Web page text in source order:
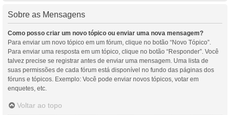
Sobre as Mensagens
Como posso criar um novo tópico ou enviar uma nova mensagem?
Para enviar um novo tópico em um fórum, clique no botão “Novo Tópico”.
Para enviar uma resposta em um tópico, clique no botão “Responder”. Você
talvez precise se registrar antes de enviar uma mensagem. Uma lista de
suas permissões de cada fórum está disponível no fundo das páginas dos
fóruns e tópicos. Exemplo: Você pode enviar novos tópicos, votar em
enquetes, etc.
Voltar ao topo